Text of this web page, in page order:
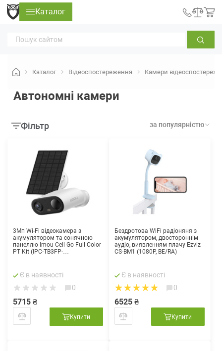
Каталог
Каталог Відеоспостереження Камери
Автономні камери
Фільтр за популярністю
3Мп Wi-Fi відеокамера з
акумулятором та сонячною
панеллю Imou Cell Go Full Color
PT Kit (IPC-TB3FP-
Є в наявності
0
5715 ₴
Купити
Бездротова WiFi радіоняня з
акумулятором, двостороннім
аудіо, виявленням плачу Ezviz
CS-BM1 (1080P, BE/RA)
Є в наявності
0
6525 ₴
Купити